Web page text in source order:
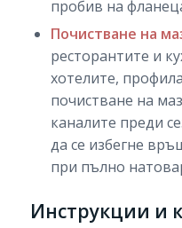
пробив на
Почистване на
ресторантите и
хотелите,
почистване на
каналите преди
да се избегне
при пълно
Инструкции и